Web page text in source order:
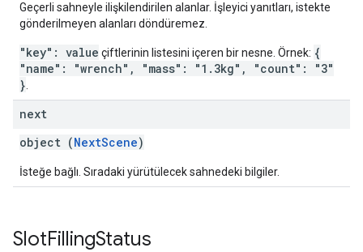
Geçerli sahneyle ilişkilendirilen alanlar. İşleyici yanıtları, istekte
gönderilmeyen alanları döndüremez.
"key": value çiftlerinin listesini içeren bir nesne. Örnek: {
"name": "wrench", "mass": "1.3kg", "count": "3"
}
next
object (NextScene)
İsteğe bağlı. Sıradaki yürütülecek sahnedeki bilgiler.
SlotFillingStatus